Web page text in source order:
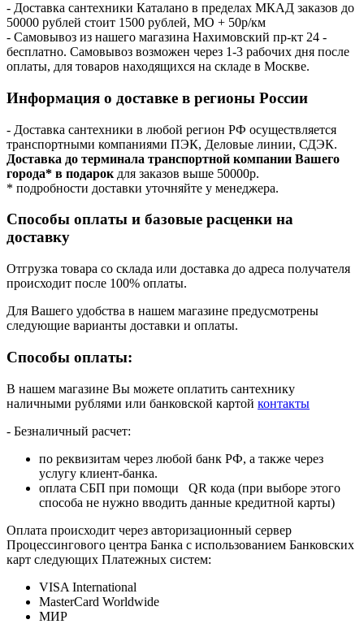
- Доставка сантехники Каталано в пределах МКАД заказов до
50000 рублей стоит 1500 рублей, МО + 50р/км
- Самовывоз из нашего магазина Нахимовский пр-кт 24 -
бесплатно. Самовывоз возможен через 1-3 рабочих дня после
оплаты, для товаров находящихся на складе в Москве.
Информация о доставке в регионы России
- Доставка сантехники в любой регион РФ осуществляется
транспортными компаниями ПЭК, Деловые линии, СДЭК.
Доставка до терминала транспортной компании Вашего
города* в подарок для заказов выше 50000р.
* подробности доставки уточняйте у менеджера.
Способы оплаты и базовые расценки на
доставку
Отгрузка товара со склада или доставка до адреса получателя
происходит после 100% оплаты.
Для Вашего удобства в нашем магазине предусмотрены
следующие варианты доставки и оплаты.
Способы оплаты:
В нашем магазине Вы можете оплатить сантехнику
наличными рублями или банковской картой контакты
- Безналичный расчет:
по реквизитам через любой банк РФ, а также через
услугу клиент-банка.
оплата СБП при помощи QR кода (при выборе этого
способа не нужно вводить данные кредитной карты)
Оплата происходит через авторизационный сервер
Процессингового центра Банка с использованием Банковских
карт следующих Платежных систем:
VISA International
MasterCard Worldwide
МИР